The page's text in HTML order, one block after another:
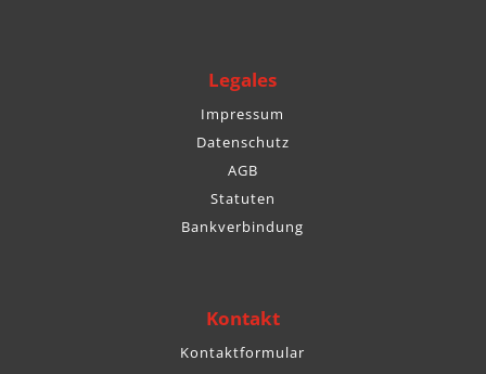
Legales
Impressum
Datenschutz
AGB
Statuten
Bankverbindung
Kontakt
Kontaktformular